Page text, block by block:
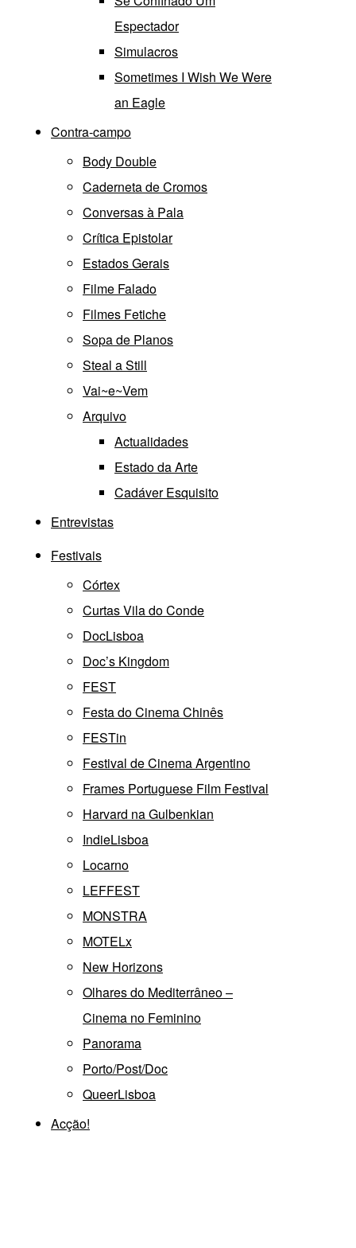
Espectador
Simulacros
Sometimes I Wish We Were
an Eagle
Contra-campo
Body Double
Caderneta de Cromos
Conversas à Pala
Crítica Epistolar
Estados Gerais
Filme Falado
Filmes Fetiche
Sopa de Planos
Steal a Still
Vai~e~Vem
Arquivo
Actualidades
Estado da Arte
Cadáver Esquisito
Entrevistas
Festivais
Córtex
Curtas Vila do Conde
DocLisboa
Doc’s Kingdom
FEST
Festa do Cinema Chinês
FESTin
Festival de Cinema Argentino
Frames Portuguese Film Festival
Harvard na Gulbenkian
IndieLisboa
Locarno
LEFFEST
MONSTRA
MOTELx
New Horizons
Olhares do Mediterrâneo –
Cinema no Feminino
Panorama
Porto/Post/Doc
QueerLisboa
Acção!